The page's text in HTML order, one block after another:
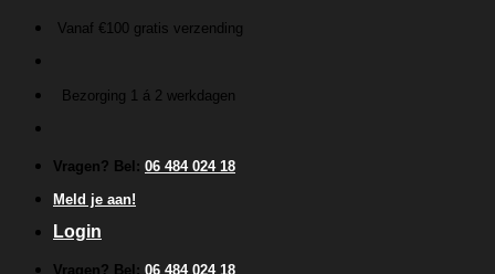
inhoud
Vanaf €100 gratis verzending
Bezorging 1 á 2 werkdagen
Vragen? Bel: 06 484 024 18
Meld je aan!
Login
Vragen? Bel: 06 484 024 18